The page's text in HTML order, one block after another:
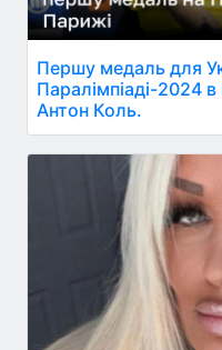
Першу медаль для
Паралімпіаді-2024
Антон Коль.